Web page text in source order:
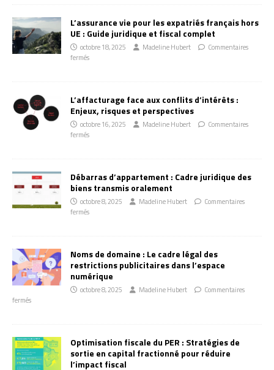
L’assurance vie pour les expatriés français hors
UE : Guide juridique et fiscal complet
octobre 18, 2025 Madeline Hubert
Commentaires
fermés
L’affacturage face aux conflits d’intérêts :
Enjeux, risques et perspectives
octobre 16, 2025 Madeline Hubert
Commentaires
fermés
Débarras d’appartement : Cadre juridique des
biens transmis oralement
octobre 8, 2025 Madeline Hubert
Commentaires
fermés
Noms de domaine : Le cadre légal des
restrictions publicitaires dans l’espace
numérique
octobre 8, 2025 Madeline Hubert
Commentaires
fermés
Optimisation fiscale du PER : Stratégies de
sortie en capital fractionné pour réduire
l’impact fiscal